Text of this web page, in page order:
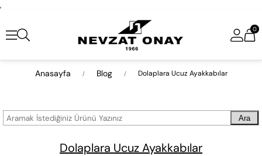
,
0
Anasayfa Blog Dolaplara Ucuz Ayakkabılar
Ara
Dolaplara Ucuz Ayakkabılar